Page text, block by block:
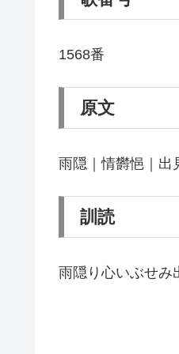
1568番
原文
雨隠｜情欝悒｜出
訓読
雨隠り心いぶせみ